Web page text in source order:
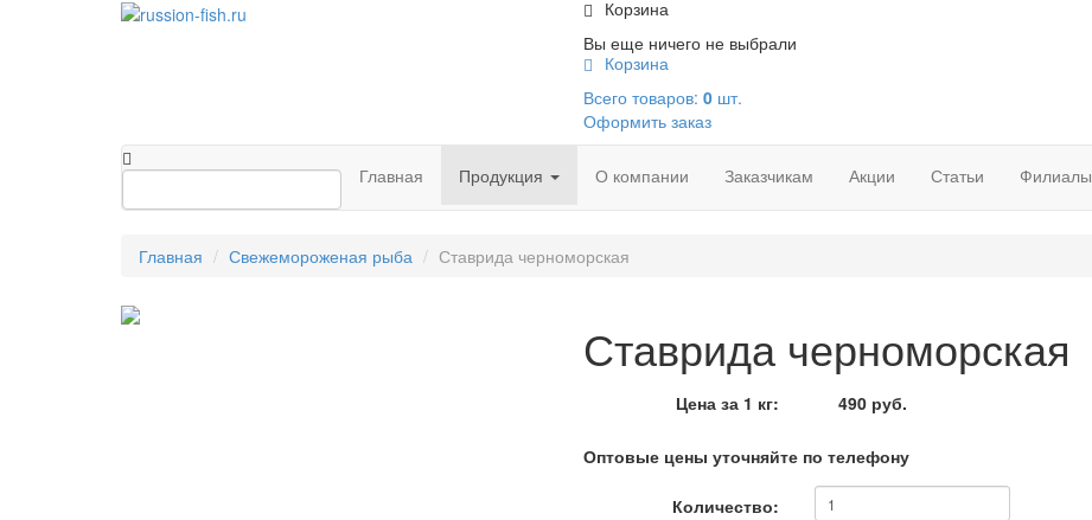
Корзина
Вы еще ничего не выбрали
Корзина
Всего товаров: 0 шт.
Оформить заказ
Главная Продукция О компании Заказчикам Акции Статьи Филиалы
Главная Свежемороженая рыба Ставрида черноморская
Ставрида черноморская
Цена за 1 кг: 490 руб.
Оптовые цены уточняйте по телефону
Количество: